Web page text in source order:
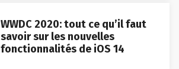
WWDC 2020: tout ce qu’il faut
savoir sur les nouvelles
fonctionnalités de iOS 14